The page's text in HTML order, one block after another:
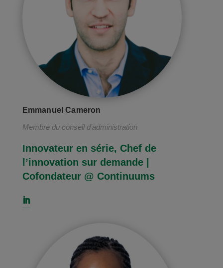
Emmanuel Cameron
Membre du conseil d’administration
Innovateur en série, Chef de
l’innovation sur demande |
Cofondateur @ Continuums